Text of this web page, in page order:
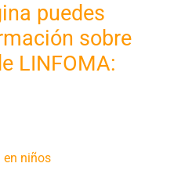
puedes
sobre
LINFOMA:
en niños